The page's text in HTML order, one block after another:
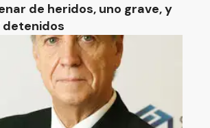
de heridos, uno grave, y
detenidos